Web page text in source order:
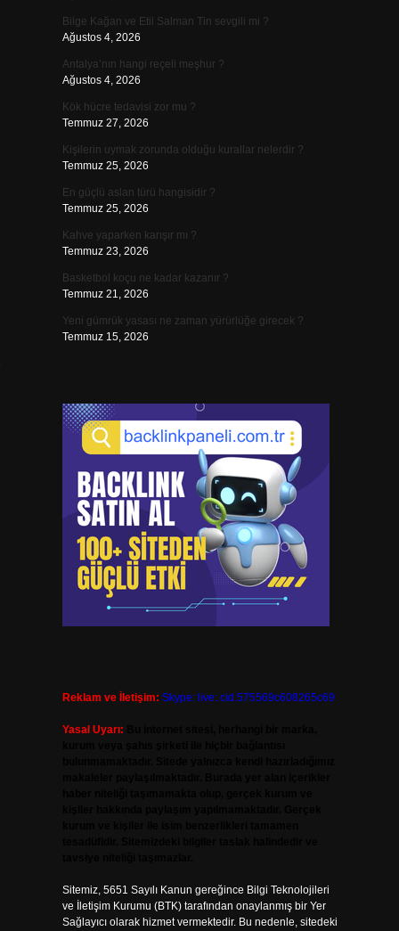
Bilge Kağan ve Etil Salman Tin sevgili mi ?
Ağustos 4, 2026
Antalya’nın hangi reçeli meşhur ?
Ağustos 4, 2026
Kök hücre tedavisi zor mu ?
Temmuz 27, 2026
Kişilerin uymak zorunda olduğu kurallar nelerdir ?
Temmuz 25, 2026
En güçlü aslan türü hangisidir ?
Temmuz 25, 2026
Kahve yaparken karışır mı ?
Temmuz 23, 2026
Basketbol koçu ne kadar kazanır ?
Temmuz 21, 2026
Yeni gümrük yasası ne zaman yürürlüğe girecek ?
Temmuz 15, 2026
Reklam ve İletişim: Skype: live:.cid.575569c608265c69
Yasal Uyarı:
Sitemiz, 5651 Sayılı Kanun gereğince Bilgi Teknolojileri
ve İletişim Kurumu (BTK) tarafından onaylanmış bir Yer
Sağlayıcı olarak hizmet vermektedir. Bu nedenle, sitedeki